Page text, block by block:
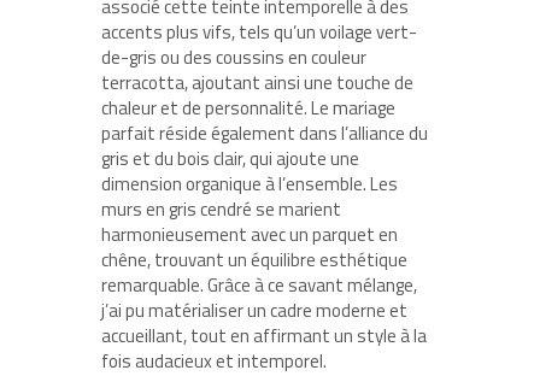
associé cette teinte intemporelle à des
accents plus vifs, tels qu’un voilage vert-
de-gris ou des coussins en couleur
terracotta, ajoutant ainsi une touche de
chaleur et de personnalité. Le mariage
parfait réside également dans l’alliance du
gris et du bois clair, qui ajoute une
dimension organique à l’ensemble. Les
murs en gris cendré se marient
harmonieusement avec un parquet en
chêne, trouvant un équilibre esthétique
remarquable. Grâce à ce savant mélange,
j’ai pu matérialiser un cadre moderne et
accueillant, tout en affirmant un style à la
fois audacieux et intemporel.